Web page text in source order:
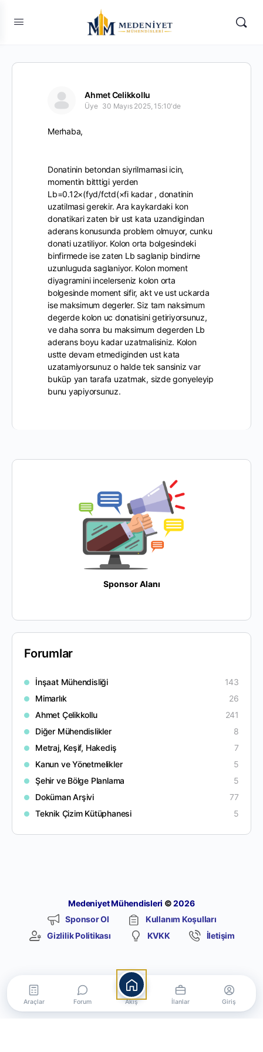
Ahmet Celikkollu
Üye 30 Mayıs 2025, 15:10'de
Merhaba,
Donatinin betondan siyrilmamasi icin,
momentin bitttigi yerden
Lb=0.12×(fyd/fctd(×fi kadar , donatinin
uzatilmasi gerekir. Ara kaykardaki kon
donatikari zaten bir ust kata uzandigindan
aderans konusunda problem olmuyor, cunku
donati uzatiliyor. Kolon orta bolgesindeki
binfirmede ise zaten Lb saglanip bindirne
uzunluguda saglaniyor. Kolon moment
diyagramini incelerseniz kolon orta
bolgesinde moment sifir, akt ve ust uckarda
ise maksimum degerler. Siz tam naksimum
degerde kolon uc donatisini getiriyorsunuz,
ve daha sonra bu maksimum degerden Lb
aderans boyu kadar uzatmalisiniz. Kolon
ustte devam etmediginden ust kata
uzatamiyorsunuz o halde tek sansiniz var
buküp yan tarafa uzatmak, sizde gonyeleyip
bunu yapiyorsunuz.
Sponsor Alanı
Forumlar
İnşaat Mühendisliği
143
Mimarlık
26
Ahmet Çelikkollu
241
Diğer Mühendislikler
8
Metraj, Keşif, Hakediş
7
Kanun ve Yönetmelikler
5
Şehir ve Bölge Planlama
5
Doküman Arşivi
77
Teknik Çizim Kütüphanesi
5
Medeniyet Mühendisleri © 2026
Sponsor Ol
Kullanım Koşulları
Gizlilik Politikası
KVKK İletişim
Araçlar Forum Akış İlanlar Giriş